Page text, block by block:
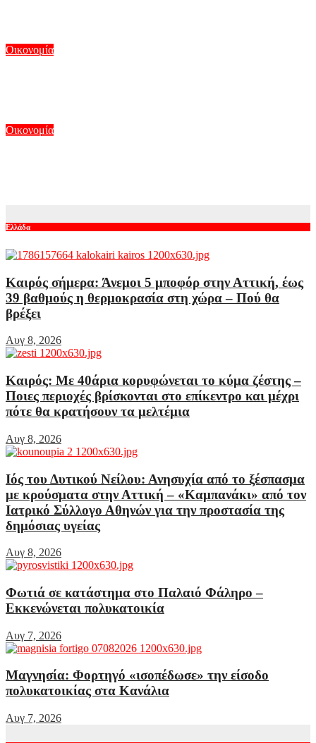
Οικονομία
Οικονομία
Ελλάδα
Καιρός σήμερα: Άνεμοι 5 μποφόρ στην Αττική, έως
39 βαθμούς η θερμοκρασία στη χώρα – Πού θα
βρέξει
Αυγ 8, 2026
Καιρός: Με 40άρια κορυφώνεται το κύμα ζέστης –
Ποιες περιοχές βρίσκονται στο επίκεντρο και μέχρι
πότε θα κρατήσουν τα μελτέμια
Αυγ 8, 2026
Ιός του Δυτικού Νείλου: Ανησυχία από το ξέσπασμα
με κρούσματα στην Αττική – «Καμπανάκι» από τον
Ιατρικό Σύλλογο Αθηνών για την προστασία της
δημόσιας υγείας
Αυγ 8, 2026
Φωτιά σε κατάστημα στο Παλαιό Φάληρο –
Εκκενώνεται πολυκατοικία
Αυγ 7, 2026
Μαγνησία: Φορτηγό «ισοπέδωσε» την είσοδο
πολυκατοικίας στα Κανάλια
Αυγ 7, 2026